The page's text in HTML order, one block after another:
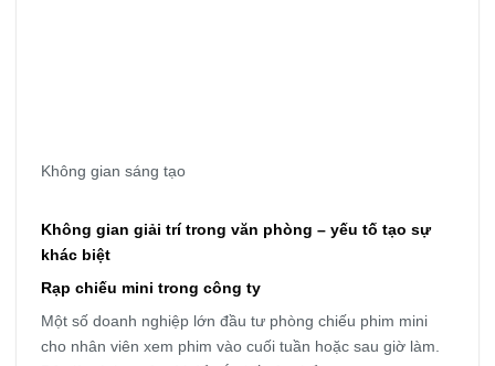
Không gian sáng tạo
Không gian giải trí trong văn phòng – yếu tố tạo sự
khác biệt
Rạp chiếu mini trong công ty
Một số doanh nghiệp lớn đầu tư phòng chiếu phim mini
cho nhân viên xem phim vào cuối tuần hoặc sau giờ làm.